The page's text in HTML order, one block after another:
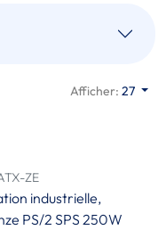
Afficher:27
ZE
industrielle,
PS/2 SPS 250W